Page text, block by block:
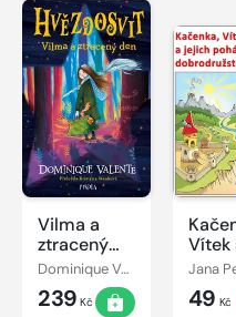
Vilma a
ztracený
den
Dominique Valente
239 Kč
Vítek
jejich
49 Kč